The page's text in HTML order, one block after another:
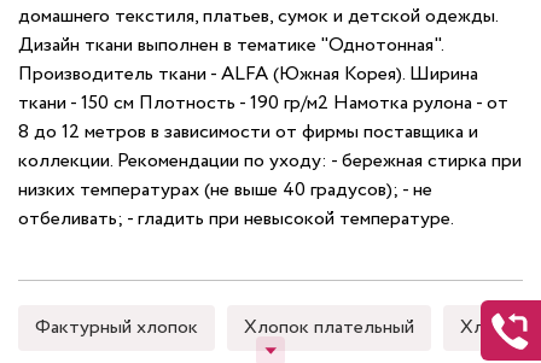
домашнего текстиля, платьев, сумок и детской одежды.
Дизайн ткани выполнен в тематике "Однотонная".
Производитель ткани - ALFA (Южная Корея). Ширина
ткани - 150 см Плотность - 190 гр/м2 Намотка рулона - от
8 до 12 метров в зависимости от фирмы поставщика и
коллекции. Рекомендации по уходу: - бережная стирка при
низких температурах (не выше 40 градусов); - не
отбеливать; - гладить при невысокой температуре.
Фактурный хлопок Хлопок плательный Хлопок